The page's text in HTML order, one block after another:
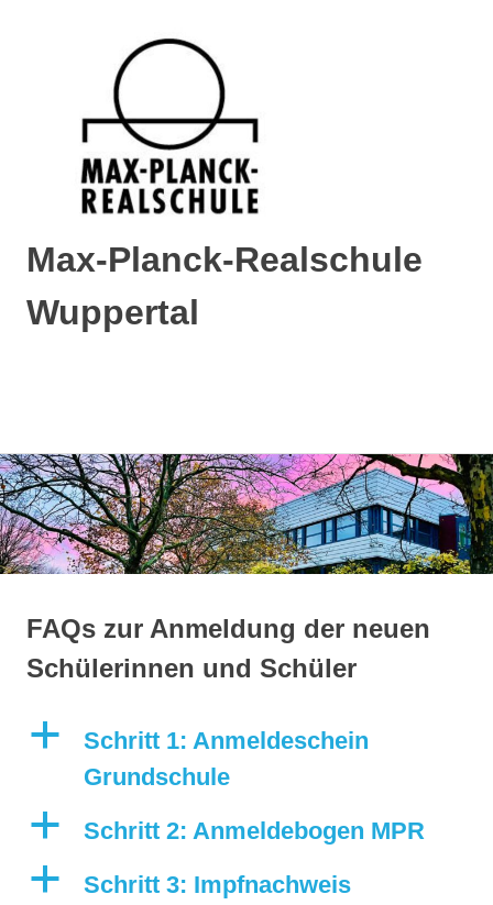
Zum
Inhalt
springen
Max-Planck-Realschule
Wuppertal
FAQs zur Anmeldung der neuen
Schülerinnen und Schüler
a
Schritt 1: Anmeldeschein
Grundschule
a Schritt 2: Anmeldebogen MPR
a
Schritt 3: Impfnachweis